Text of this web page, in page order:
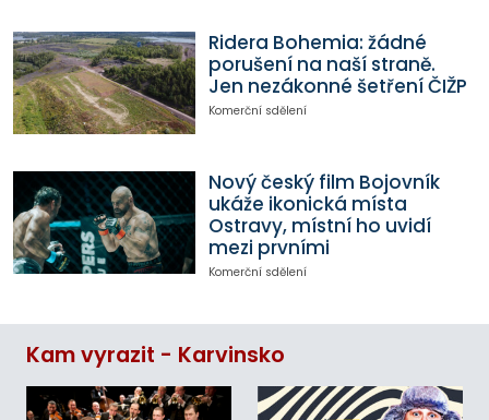
Ridera Bohemia: žádné
porušení na naší straně.
Jen nezákonné šetření ČIŽP
Komerční sdělení
Nový český film Bojovník
ukáže ikonická místa
Ostravy, místní ho uvidí
mezi prvními
Komerční sdělení
Kam vyrazit - Karvinsko